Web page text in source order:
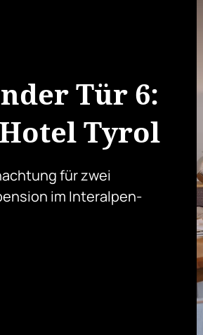
Tür 6:
Tyrol
für zwei
im Interalpen-